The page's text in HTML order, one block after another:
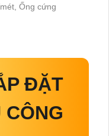
Ống cứng
ĐẶT
CÔNG